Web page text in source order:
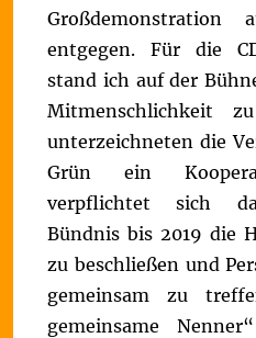
Großdemonstration
entgegen. Für die
stand ich auf der
Mitmenschlichkeit
unterzeichneten die
Grün ein
verpflichtet sich
Bündnis bis 2019 die
zu beschließen und
gemeinsam zu
gemeinsame